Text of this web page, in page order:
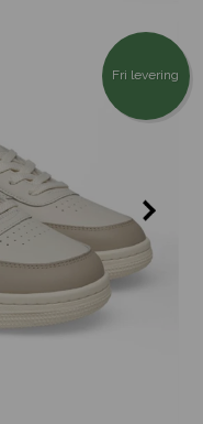
Fri levering